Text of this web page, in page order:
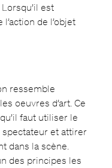
est
de l’objet
ressemble
oeuvres d’art. Ce
faut utiliser le
spectateur et attirer
dans la scène.
des principes les